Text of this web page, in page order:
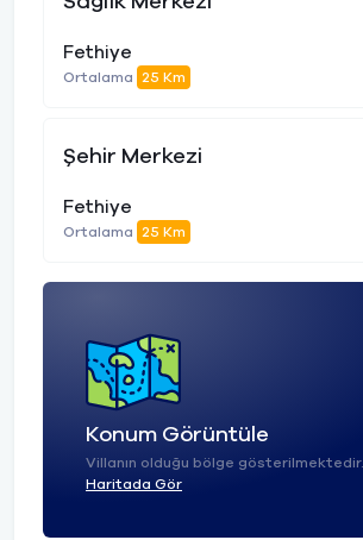
Fethiye
Ortalama 25 Km
Şehir Merkezi
Fethiye
Ortalama 25 Km
Konum Görüntüle
Villanın olduğu bölge gösterilmektedir.
Haritada Gör